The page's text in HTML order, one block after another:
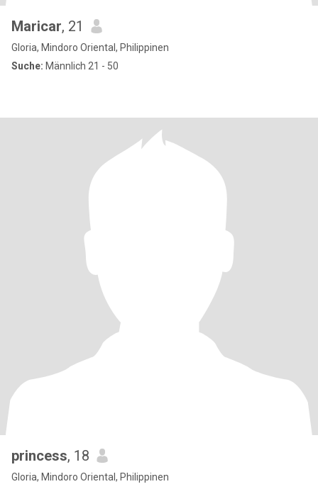
Maricar, 21
Gloria, Mindoro Oriental, Philippinen
Suche: Männlich 21 - 50
princess, 18
Gloria, Mindoro Oriental, Philippinen